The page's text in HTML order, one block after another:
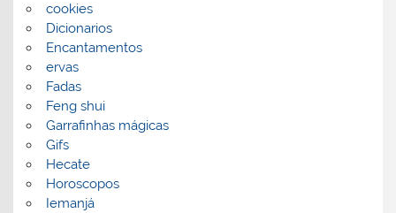
cookies
Dicionarios
Encantamentos
ervas
Fadas
Feng shui
Garrafinhas mágicas
Gifs
Hecate
Horoscopos
Iemanjá